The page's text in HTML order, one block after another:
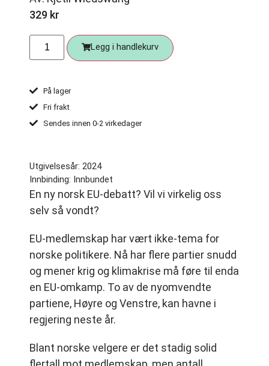
329 kr
Legg i handlekurv
På lager
Fri frakt
Sendes innen 0-2 virkedager
Utgivelsesår: 2024
Innbinding: Innbundet
En ny norsk EU-debatt? Vil vi virkelig oss
selv så vondt?
EU-medlemskap har vært ikke-tema for
norske politikere. Nå har flere partier snudd
og mener krig og klimakrise må føre til enda
en EU-omkamp. To av de nyomvendte
partiene, Høyre og Venstre, kan havne i
regjering neste år.
Blant norske velgere er det stadig solid